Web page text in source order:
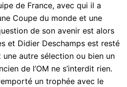
de France, avec qui il a
Coupe du monde et une
de son avenir est alors
et Didier Deschamps est resté
autre sélection ou bien un
de l’OM ne s’interdit rien.
un trophée avec le